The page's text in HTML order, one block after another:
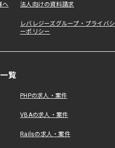
へ 法人向けの資料請求
レバレジーズグループ・プライバシ
ーポリシー
覧
PHPの求人・案件
VBAの求人・案件
Railsの求人・案件